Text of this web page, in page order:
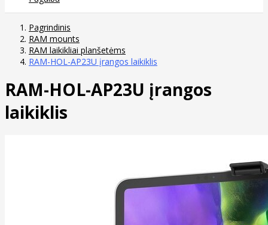
Pagrindinis
RAM mounts
RAM laikikliai planšetėms
RAM-HOL-AP23U įrangos laikiklis
RAM-HOL-AP23U įrangos
laikiklis